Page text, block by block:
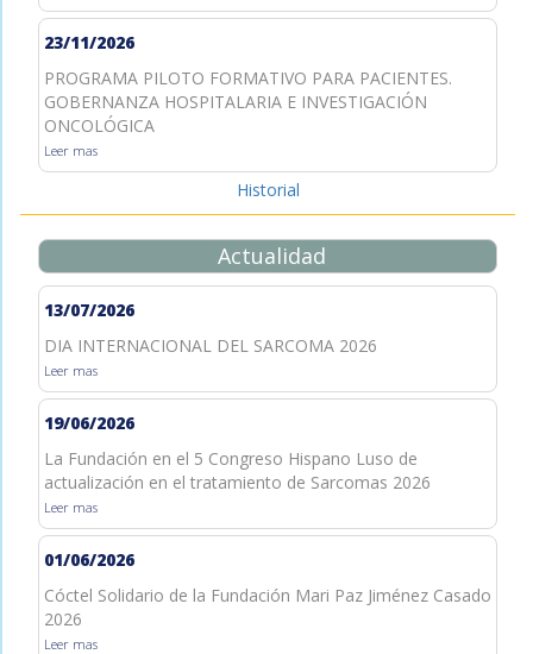
23/11/2026
PROGRAMA PILOTO FORMATIVO PARA PACIENTES.
GOBERNANZA HOSPITALARIA E INVESTIGACIÓN
ONCOLÓGICA
Leer mas
Historial
Actualidad
13/07/2026
DIA INTERNACIONAL DEL SARCOMA 2026
Leer mas
19/06/2026
La Fundación en el 5 Congreso Hispano Luso de
actualización en el tratamiento de Sarcomas 2026
Leer mas
01/06/2026
Cóctel Solidario de la Fundación Mari Paz Jiménez Casado
2026
Leer mas